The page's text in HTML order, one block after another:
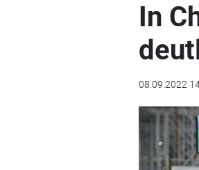
In
08.09.2022